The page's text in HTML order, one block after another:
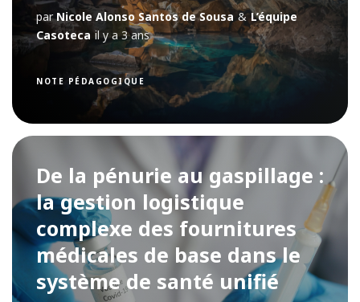
parNicole Alonso Santos de Sousa & L’équipe
Casoteca il y a 3 ans
NOTE PÉDAGOGIQUE
De la pénurie au gaspillage :
la gestion logistique
complexe des fournitures
médicales de base dans le
système de santé unifié